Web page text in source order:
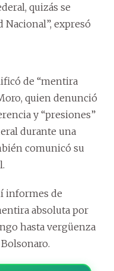
quizás se
Nacional”, expresó
de “mentira
quien denunció
y “presiones”
durante una
comunicó su
informes de
absoluta por
hasta vergüenza